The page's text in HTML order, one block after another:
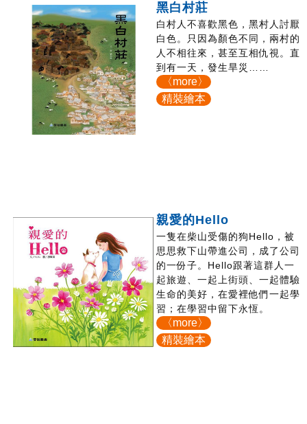
黑白村莊
白村人不喜歡黑色，黑村人討厭
白色。只因為顏色不同，兩村的
人不相往來，甚至互相仇視。直
到有一天，發生旱災……
〈more〉
精裝繪本
親愛的Hello
一隻在柴山受傷的狗Hello，被
思思救下山帶進公司，成了公司
的一份子。Hello跟著這群人一
起旅遊、一起上街頭、一起體驗
生命的美好，在愛裡他們一起學
習；在學習中留下永恆。
〈more〉
精裝繪本